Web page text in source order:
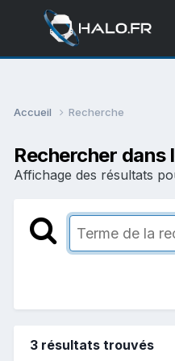
Accueil Recherche
Rechercher dans
Affichage des résultats
3 résultats trouvés